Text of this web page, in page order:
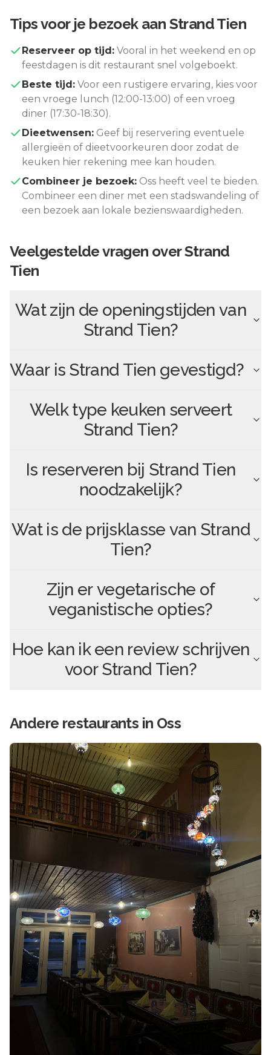
Tips voor je bezoek aan Strand Tien
Reserveer op tijd: Vooral in het weekend en op
feestdagen is dit restaurant snel volgeboekt.
Beste tijd: Voor een rustigere ervaring, kies voor
een vroege lunch (12:00-13:00) of een vroeg
diner (17:30-18:30).
Dieetwensen: Geef bij reservering eventuele
allergieën of dieetvoorkeuren door zodat de
keuken hier rekening mee kan houden.
Combineer je bezoek: Oss heeft veel te bieden.
Combineer een diner met een stadswandeling of
een bezoek aan lokale bezienswaardigheden.
Veelgestelde vragen overStrand
Tien
Wat zijn de openingstijden van
Strand Tien?
Waar is Strand Tien gevestigd?
Welk type keuken serveert
Strand Tien?
Is reserveren bij Strand Tien
noodzakelijk?
Wat is de prijsklasse van Strand
Tien?
Zijn er vegetarische of
veganistische opties?
Hoe kan ik een review schrijven
voorStrand Tien?
Andere restaurants in Oss